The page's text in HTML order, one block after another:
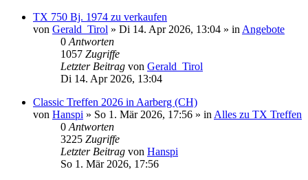
TX 750 Bj. 1974 zu verkaufen
von Gerald_Tirol » Di 14. Apr 2026, 13:04 » in Angebote
0 Antworten
1057 Zugriffe
Letzter Beitrag von Gerald_Tirol
Di 14. Apr 2026, 13:04
Classic Treffen 2026 in Aarberg (CH)
von Hanspi » So 1. Mär 2026, 17:56 » in Alles zu TX Treffen
0 Antworten
3225 Zugriffe
Letzter Beitrag von Hanspi
So 1. Mär 2026, 17:56